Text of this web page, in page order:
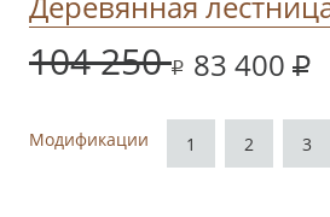
104 250 83 400
Модификации 1 2 3